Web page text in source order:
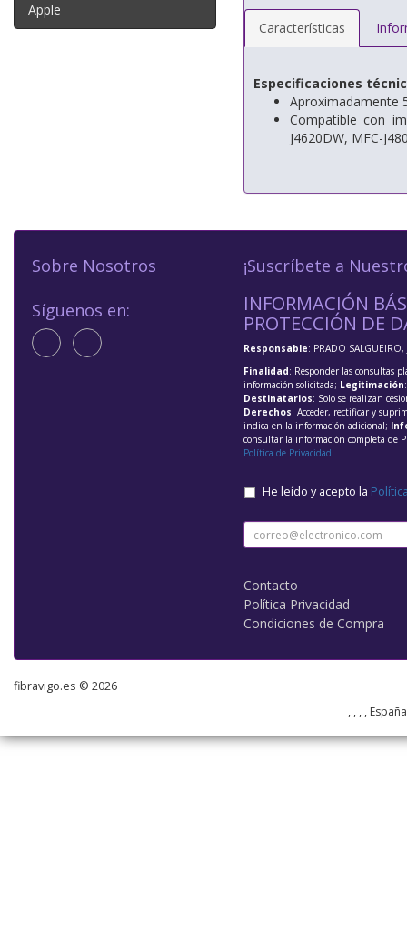
Apple
Características
Especificaciones
Aproximadamente
Compatible con
J4620DW, MFC-
Sobre Nosotros
Síguenos en:
¡Suscríbete a
INFORMACIÓN
PROTECCIÓN DE
Responsable: PRADO SALGUEIRO,
Finalidad: Responder las consultas
información solicitada; Legitimación
Destinatarios: Solo se realizan
Derechos: Acceder, rectificar y
indica en la información adicional;
consultar la información completa de
Política de Privacidad.
He leído y acepto la
Contacto
Política Privacidad
Condiciones de Compra
fibravigo.es © 2026
, , , ,